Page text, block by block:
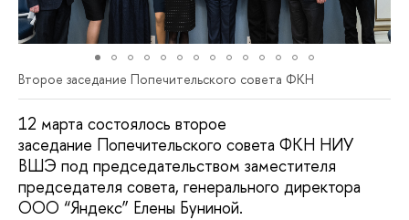
Второе заседание Попечительского совета ФКН
12 марта состоялось второе
заседание Попечительского совета ФКН НИУ
ВШЭ под председательством заместителя
председателя совета, генерального директора
ООО “Яндекс” Елены Буниной.